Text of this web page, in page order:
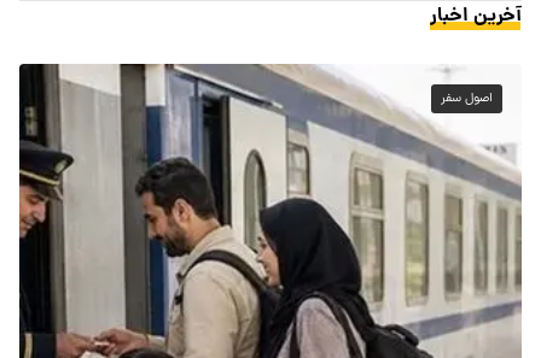
آخرین اخبار
اصول سفر